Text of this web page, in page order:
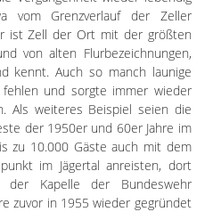
vom Grenzverlauf der Zeller
ist Zell der Ort mit der größten
von alten Flurbezeichnungen,
kennt. Auch so manch launige
und sorgte immer wieder
Als weiteres Beispiel seien die
der 1950er und 60er Jahre im
zu 10.000 Gäste auch mit dem
im Jägertal anreisten, dort
Kapelle der Bundeswehr
zuvor in 1955 wieder gegründet